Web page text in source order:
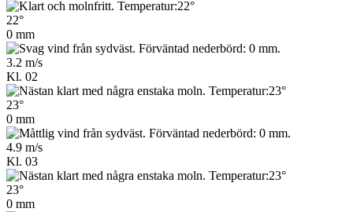
22°
0 mm
3.2 m/s
Kl. 02
23°
0 mm
4.9 m/s
Kl. 03
23°
0 mm